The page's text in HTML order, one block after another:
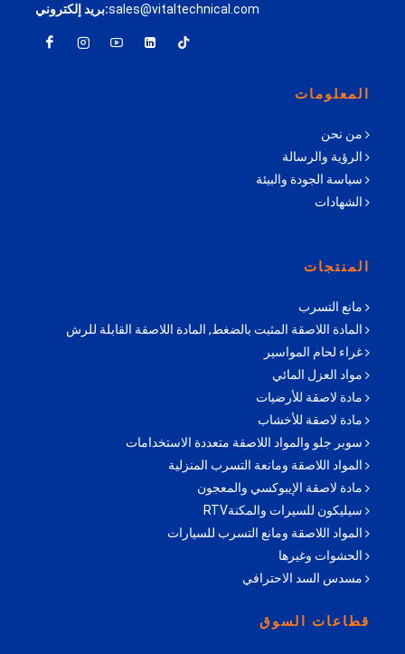
بريد إلكتروني:sales@vitaltechnical.com
المعلومات
من نحن
الرؤية والرسالة
سياسة الجودة والبيئة
الشهادات
المنتجات
مانع التسرب
المادة اللاصقة المثبت بالضغط, المادة اللاصقة القابلة للرش
غراء لحام المواسير
مواد العزل المائي
مادة لاصقة للأرضيات
مادة لاصقة للأخشاب
سوبر جلو والمواد اللاصقة متعددة الاستخدامات
المواد اللاصقة ومانعة التسرب المنزلية
مادة لاصقة الإيبوكسي والمعجون
سيليكون للسيرات والمكنةRTV
المواد اللاصقة ومانع التسرب للسيارات
الحشوات وغيرها
مسدس السد الاحترافي
قطاعات السوق